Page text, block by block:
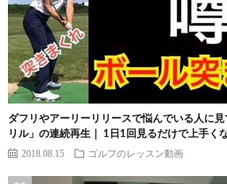
ダフリやアーリーリリースで悩んでいる人に
リル」の連続再生｜ 1日1回見るだけで上手く
2018.08.15 ゴルフのレッスン動画